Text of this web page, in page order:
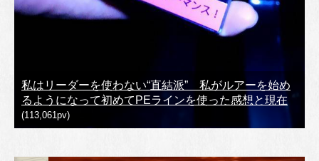
私はリーダーを使わない“直結派” 私がルアーを始め
るようになって初めてPEラインを使った感想と現在
(113,061pv)